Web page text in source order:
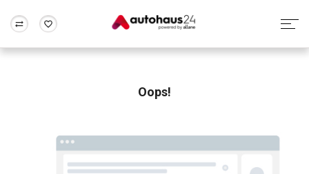
Rund um die Inzahlungnahme
Oops!